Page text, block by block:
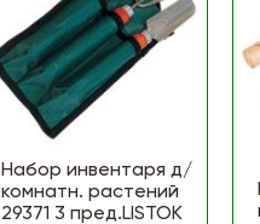
Набор инвентаря д/
комнатн. растений
29371 3 пред.LISTOK